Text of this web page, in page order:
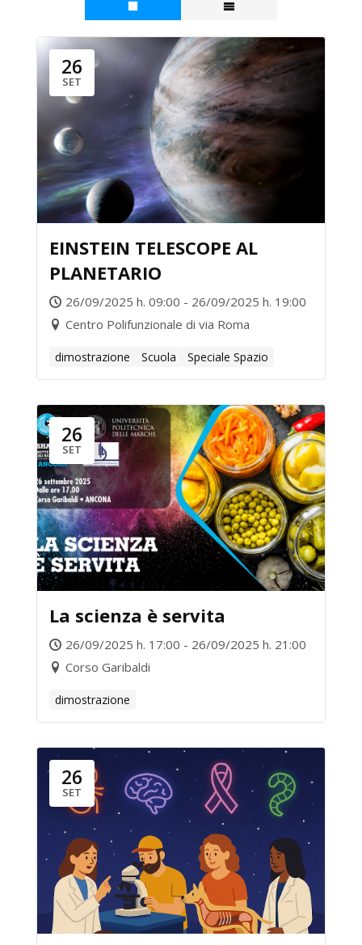
26
SET
EINSTEIN TELESCOPE AL
PLANETARIO
26/09/2025 h. 09:00 - 26/09/2025 h. 19:00
Centro Polifunzionale di via Roma
dimostrazione Scuola Speciale Spazio
26
SET
La scienza è servita
26/09/2025 h. 17:00 - 26/09/2025 h. 21:00
Corso Garibaldi
dimostrazione
26
SET